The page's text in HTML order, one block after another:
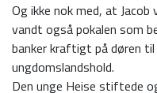
Og ikke nok med, at
vandt også pokalen som
banker kraftigt på døren
ungdomslandshold.
Den unge Heise stiftede